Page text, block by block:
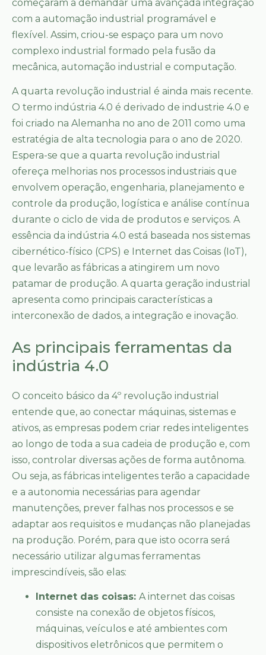
começaram a demandar uma avançada integração
com a automação industrial programável e
flexível. Assim, criou-se espaço para um novo
complexo industrial formado pela fusão da
mecânica, automação industrial e computação.
A quarta revolução industrial é ainda mais recente.
O termo indústria 4.0 é derivado de industrie 4.0 e
foi criado na Alemanha no ano de 2011 como uma
estratégia de alta tecnologia para o ano de 2020.
Espera-se que a quarta revolução industrial
ofereça melhorias nos processos industriais que
envolvem operação, engenharia, planejamento e
controle da produção, logística e análise contínua
durante o ciclo de vida de produtos e serviços. A
essência da indústria 4.0 está baseada nos sistemas
cibernético-físico (CPS) e Internet das Coisas (IoT),
que levarão as fábricas a atingirem um novo
patamar de produção. A quarta geração industrial
apresenta como principais características a
interconexão de dados, a integração e inovação.
As principais ferramentas da
indústria 4.0
O conceito básico da 4º revolução industrial
entende que, ao conectar máquinas, sistemas e
ativos, as empresas podem criar redes inteligentes
ao longo de toda a sua cadeia de produção e, com
isso, controlar diversas ações de forma autônoma.
Ou seja, as fábricas inteligentes terão a capacidade
e a autonomia necessárias para agendar
manutenções, prever falhas nos processos e se
adaptar aos requisitos e mudanças não planejadas
na produção. Porém, para que isto ocorra será
necessário utilizar algumas ferramentas
imprescindíveis, são elas:
Internet das coisas: A internet das coisas
consiste na conexão de objetos físicos,
máquinas, veículos e até ambientes com
dispositivos eletrônicos que permitem o